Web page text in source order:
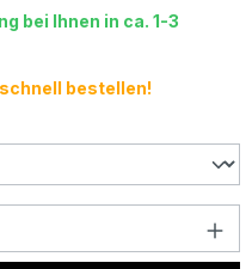
bei Ihnen in ca. 1-3
bestellen!
gewünschten